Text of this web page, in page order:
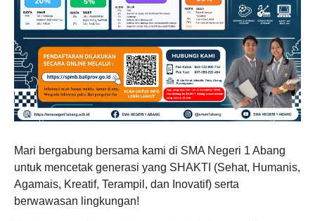
Mari bergabung bersama kami di SMA Negeri 1 Abang
untuk mencetak generasi yang SHAKTI (Sehat, Humanis,
Agamais, Kreatif, Terampil, dan Inovatif) serta
berwawasan lingkungan!